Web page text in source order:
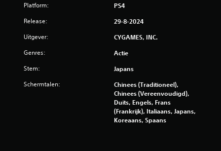
Platform: PS4
Release: 29-8-2024
Uitgever: CYGAMES, INC.
Genres: Actie
Stem: Japans
Schermtalen:
Chinees (Traditioneel),
Chinees (Vereenvoudigd),
Duits, Engels, Frans
(Frankrijk), Italiaans, Japans,
Koreaans, Spaans